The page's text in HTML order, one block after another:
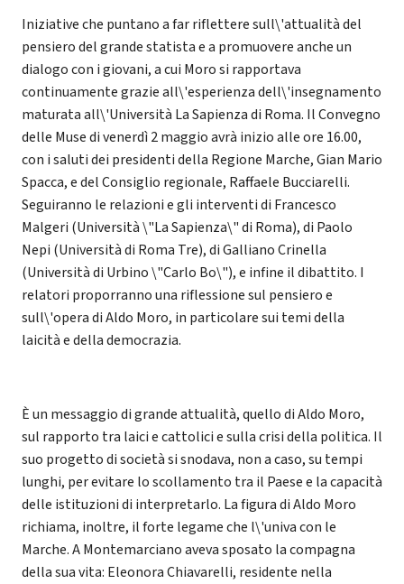
Iniziative che puntano a far riflettere sull\'attualità del
pensiero del grande statista e a promuovere anche un
dialogo con i giovani, a cui Moro si rapportava
continuamente grazie all\'esperienza dell\'insegnamento
maturata all\'Università La Sapienza di Roma. Il Convegno
delle Muse di venerdì 2 maggio avrà inizio alle ore 16.00,
con i saluti dei presidenti della Regione Marche, Gian Mario
Spacca, e del Consiglio regionale, Raffaele Bucciarelli.
Seguiranno le relazioni e gli interventi di Francesco
Malgeri (Università \"La Sapienza\" di Roma), di Paolo
Nepi (Università di Roma Tre), di Galliano Crinella
(Università di Urbino \"Carlo Bo\"), e infine il dibattito. I
relatori proporranno una riflessione sul pensiero e
sull\'opera di Aldo Moro, in particolare sui temi della
laicità e della democrazia.
È un messaggio di grande attualità, quello di Aldo Moro,
sul rapporto tra laici e cattolici e sulla crisi della politica. Il
suo progetto di società si snodava, non a caso, su tempi
lunghi, per evitare lo scollamento tra il Paese e la capacità
delle istituzioni di interpretarlo. La figura di Aldo Moro
richiama, inoltre, il forte legame che l\'univa con le
Marche. A Montemarciano aveva sposato la compagna
della sua vita: Eleonora Chiavarelli, residente nella